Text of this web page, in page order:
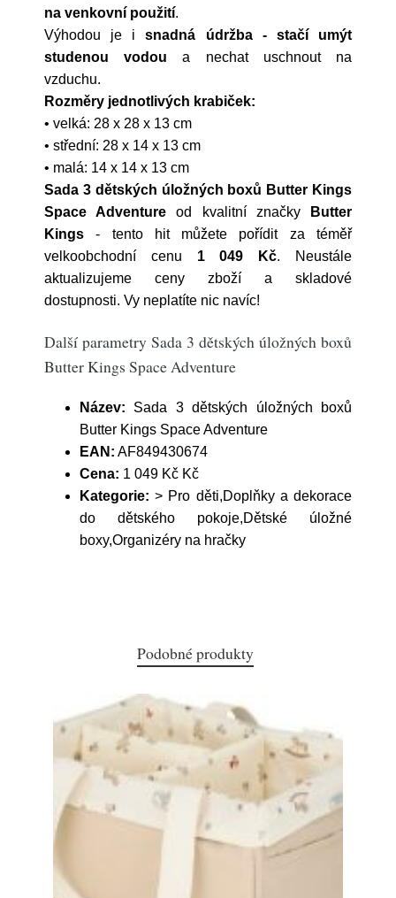
na venkovní použití.
Výhodou je isnadná údržba - stačí umýt
studenou vodou a nechat uschnout na
vzduchu.
Rozměry jednotlivých krabiček:
• velká: 28 x 28 x 13 cm
• střední: 28 x 14 x 13 cm
• malá: 14 x 14 x 13 cm
Sada 3 dětských úložných boxů Butter Kings
Space Adventure od kvalitní značky
Butter
Kings - tento hit můžete pořídit za téměř
velkoobchodní cenu 1 049 Kč. Neustále
aktualizujeme ceny zboží a skladové
dostupnosti. Vy neplatíte nic navíc!
Další parametry Sada 3 dětských úložných boxů
Butter Kings Space Adventure
Název: Sada 3 dětských úložných boxů
Butter Kings Space Adventure
EAN: AF849430674
Cena: 1 049 Kč Kč
Kategorie: > Pro děti,Doplňky a dekorace
do dětského pokoje,Dětské úložné
boxy,Organizéry na hračky
Podobné produkty